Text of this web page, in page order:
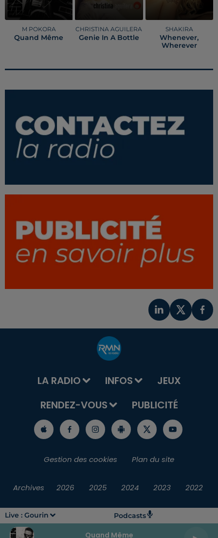
Live : Gourin Podcasts
Quand Même
M POKORA
Quand Même
CHRISTINA AGUILERA
Genie In A Bottle
SHAKIRA
Whenever,
Wherever
LA RADIO INFOS
JEUX
RENDEZ-VOUS
PUBLICITÉ
Gestion des cookies Plan du site
Archives 2026 2025 2024 2023 2022